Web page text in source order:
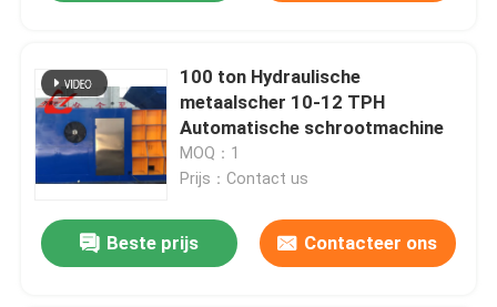
100 ton Hydraulische
metaalscher 10-12 TPH
Automatische schrootmachine
MOQ：1
Prijs：Contact us
Beste prijs Contacteer ons